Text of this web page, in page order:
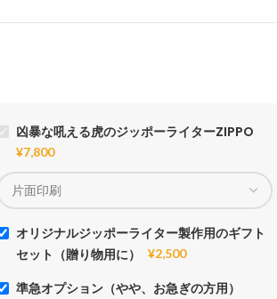
凶暴な吼える虎のジッポーライターZIPPO
¥7,800
オリジナルジッポーライター製作用のギフト
セット（贈り物用に）
¥2,500
準急オプション（やや、お急ぎの方用）